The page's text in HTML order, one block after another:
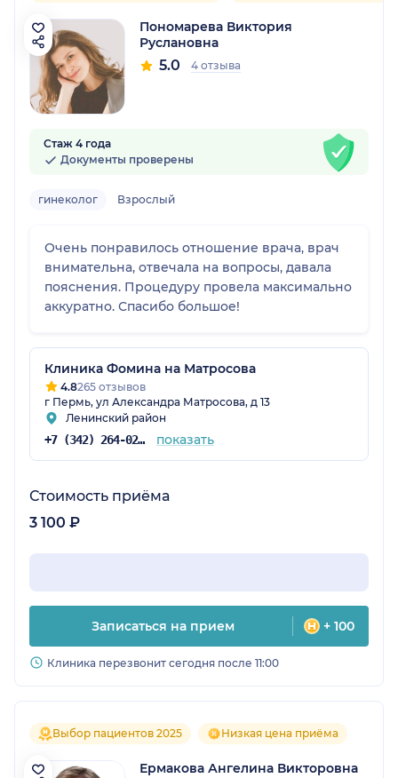
Пономарева Виктория
Руслановна
5.0 4 отзыва
Стаж 4 года
Документы проверены
гинеколог Взрослый
Очень понравилось отношение врача, врач
внимательна, отвечала на вопросы, давала
пояснения. Процедуру провела максимально
аккуратно. Спасибо большое!
Клиника Фомина на Матросова
4.8265 отзывов
г Пермь, ул Александра Матросова, д 13
Ленинский район
+7 (342) 264-02-90 показать
Стоимость приёма
3 100 ₽
Записаться на прием + 100
Клиника перезвонит сегодня после 11:00
Выбор пациентов 2025 Низкая цена приёма
Ермакова Ангелина Викторовна